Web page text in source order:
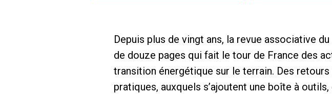
Depuis plus de vingt ans, la revue associative
de douze pages qui fait le tour de France des
transition énergétique sur le terrain. Des
pratiques, auxquels s’ajoutent une boîte à